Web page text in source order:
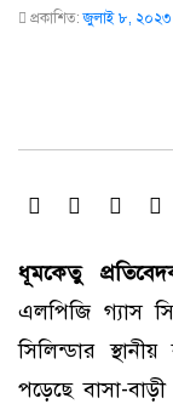
প্রকাশিত:জুলাই ৮, ২০২৩
ধূমকেতু
এলপিজি গ্যাস
সিলিন্ডার
পড়েছে বাসা-